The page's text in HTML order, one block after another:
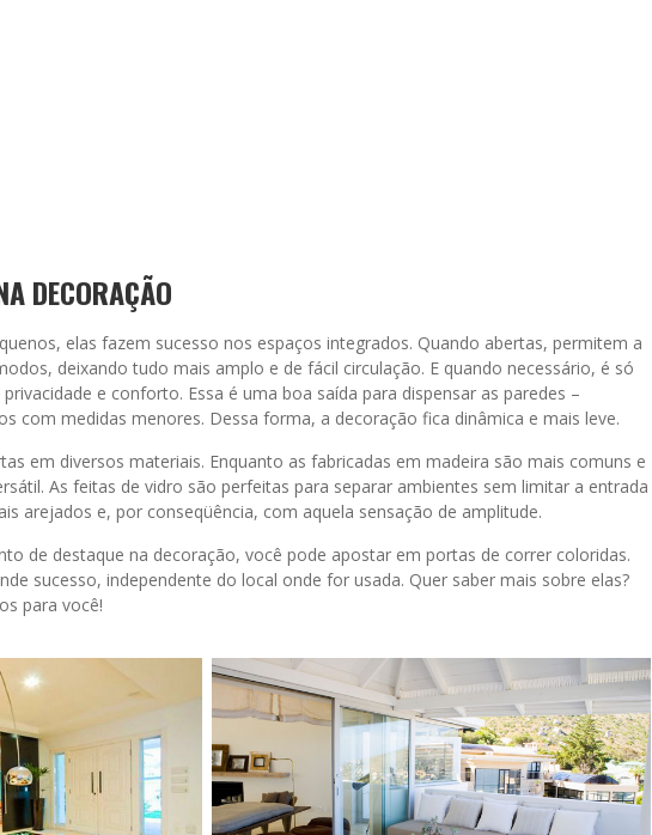
DECORAÇÃO
elas fazem sucesso nos espaços integrados. Quando abertas, permitem a
deixando tudo mais amplo e de fácil circulação. E quando necessário, é só
e conforto. Essa é uma boa saída para dispensar as paredes –
com medidas menores. Dessa forma, a decoração fica dinâmica e mais leve.
em diversos materiais. Enquanto as fabricadas em madeira são mais comuns e
As feitas de vidro são perfeitas para separar ambientes sem limitar a entrada
arejados e, por conseqüência, com aquela sensação de amplitude.
de destaque na decoração, você pode apostar em portas de correr coloridas.
sucesso, independente do local onde for usada. Quer saber mais sobre elas?
para você!